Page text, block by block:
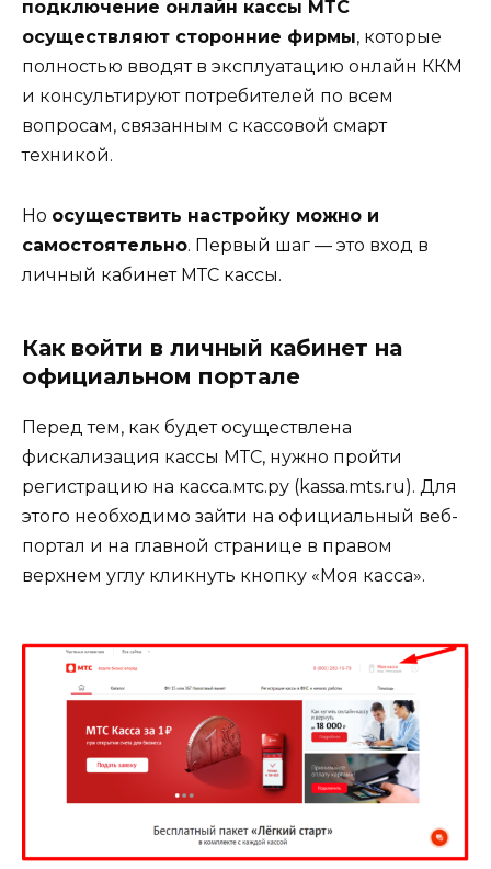
подключение онлайн кассы МТС
осуществляют сторонние фирмы, которые
полностью вводят в эксплуатацию онлайн ККМ
и консультируют потребителей по всем
вопросам, связанным с кассовой смарт
техникой.
Но осуществить настройку можно и
самостоятельно. Первый шаг — это вход в
личный кабинет МТС кассы.
Как войти в личный кабинет на
официальном портале
Перед тем, как будет осуществлена
фискализация кассы МТС, нужно пройти
регистрацию на касса.мтс.ру (kassa.mts.ru). Для
этого необходимо зайти на официальный веб-
портал и на главной странице в правом
верхнем углу кликнуть кнопку «Моя касса».